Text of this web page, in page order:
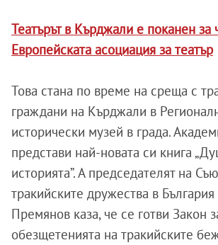
Театърът в Кърджали е поканен за
Европейската асоциация за театър
Това стана по време на среща с
граждани на Кърджали в
исторически музей в града.
представи най-новата си книга
историята”. А председателят на
тракийските дружества в
Премянов каза, че се готви Закон
обезщетенията на тракийските